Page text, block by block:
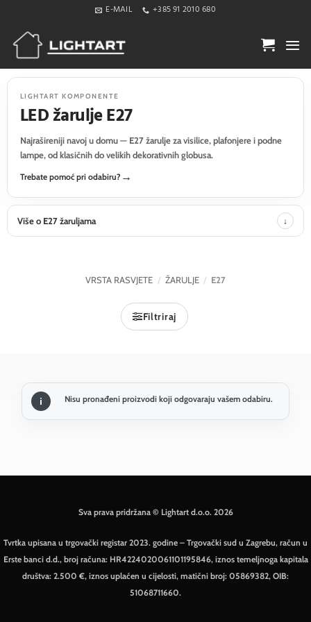
content
E-MAIL +385 91 2010 680
LIGHTART KOMPONENTE
LED žarulje E27
Najrašireniji navoj u domu — E27 žarulje za visilice, plafonjere i podne
lampe, od klasičnih do velikih dekorativnih globusa.
Trebate pomoć pri odabiru?
Više o E27 žaruljama
VRSTA RASVJETE / ŽARULJE / E27
Filtriraj
Nisu pronađeni proizvodi koji odgovaraju vašem odabiru.
Sva prava pridržana © Lightart d.o.o. 2026
Tvrtka upisana u trgovački registar 2023. godine – Trgovački sud u Zagrebu, račun u
Erste banci d.d., broj računa: HR4224020061101195846, iznos temeljnoga kapitala
društva: 2.500 €, iznos uplaćen u cijelosti, matični broj: 05869382, OIB:
51068711660.